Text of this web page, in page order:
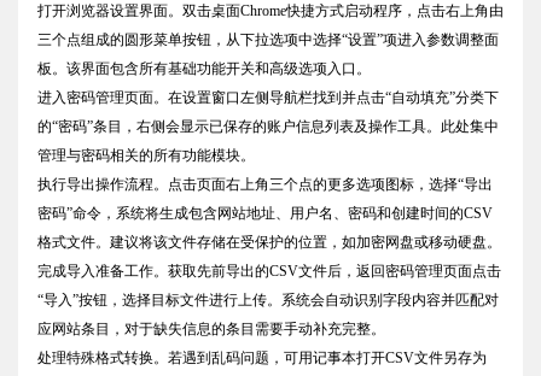
打开浏览器设置界面。双击桌面Chrome快捷方式启动程序，点击右上角由
三个点组成的圆形菜单按钮，从下拉选项中选择“设置”项进入参数调整面
板。该界面包含所有基础功能开关和高级选项入口。
进入密码管理页面。在设置窗口左侧导航栏找到并点击“自动填充”分类下
的“密码”条目，右侧会显示已保存的账户信息列表及操作工具。此处集中
管理与密码相关的所有功能模块。
执行导出操作流程。点击页面右上角三个点的更多选项图标，选择“导出
密码”命令，系统将生成包含网站地址、用户名、密码和创建时间的CSV
格式文件。建议将该文件存储在受保护的位置，如加密网盘或移动硬盘。
完成导入准备工作。获取先前导出的CSV文件后，返回密码管理页面点击
“导入”按钮，选择目标文件进行上传。系统会自动识别字段内容并匹配对
应网站条目，对于缺失信息的条目需要手动补充完整。
处理特殊格式转换。若遇到乱码问题，可用记事本打开CSV文件另存为